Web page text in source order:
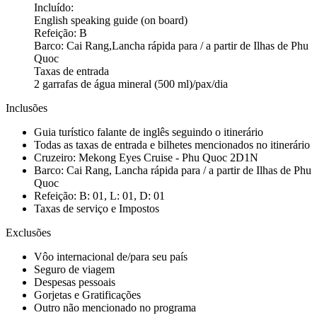
Incluído:
English speaking guide (on board)
Refeição: B
Barco: Cai Rang,Lancha rápida para / a partir de Ilhas de Phu
Quoc
Taxas de entrada
2 garrafas de água mineral (500 ml)/pax/dia
Inclusões
Guia turístico falante de inglês seguindo o itinerário
Todas as taxas de entrada e bilhetes mencionados no itinerário
Cruzeiro: Mekong Eyes Cruise - Phu Quoc 2D1N
Barco: Cai Rang, Lancha rápida para / a partir de Ilhas de Phu
Quoc
Refeição: B: 01, L: 01, D: 01
Taxas de serviço e Impostos
Exclusões
Vôo internacional de/para seu país
Seguro de viagem
Despesas pessoais
Gorjetas e Gratificações
Outro não mencionado no programa